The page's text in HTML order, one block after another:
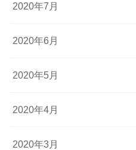
2020年7月
2020年6月
2020年5月
2020年4月
2020年3月